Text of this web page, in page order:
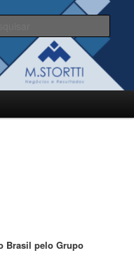
Brasil pelo Grupo